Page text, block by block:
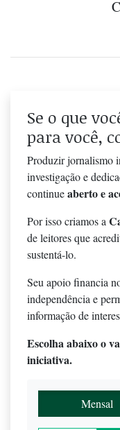
Se o que
para você,
Produzir jornalismo
investigação e
continueaberto e
Por isso criamos a
de leitores que
sustentá-lo.
Seu apoio financia
independência e
informação de
Escolha abaixo o
iniciativa.
Mensal